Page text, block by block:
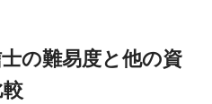
の難易度と他の資